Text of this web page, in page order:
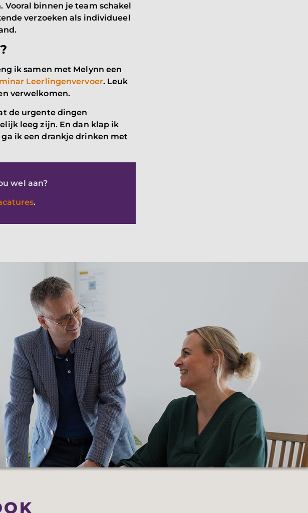
binnen je team schakel
verzoeken als individueel
ik samen met Melynn een
Leerlingenvervoer. Leuk
verwelkomen.
de urgente dingen
leeg zijn. En dan klap ik
ik een drankje drinken met
wel aan?
.